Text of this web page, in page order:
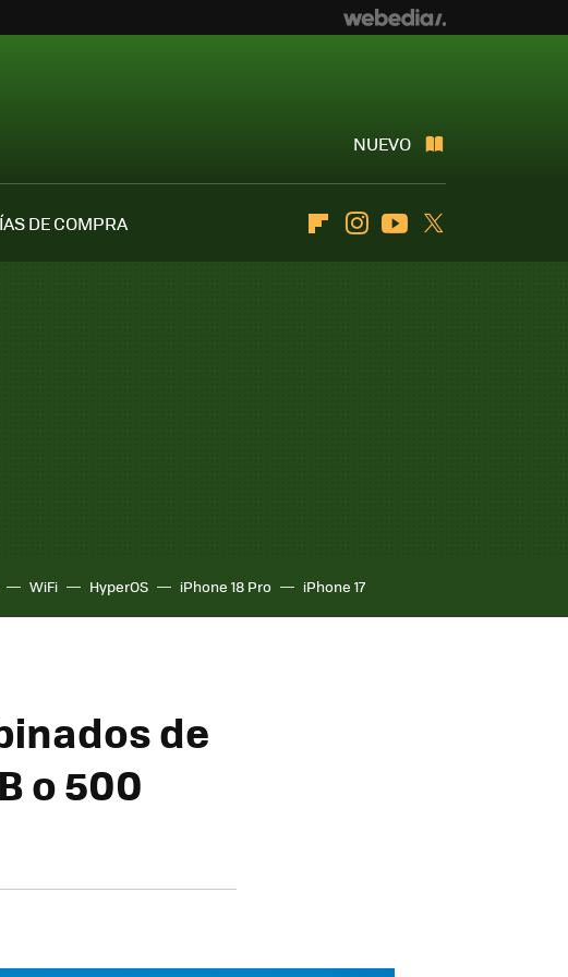
NUEVO
DE COMPRA
FlipboardInstagramYoutube
WiFi HyperOS iPhone 18 Pro iPhone 17
de
o 500